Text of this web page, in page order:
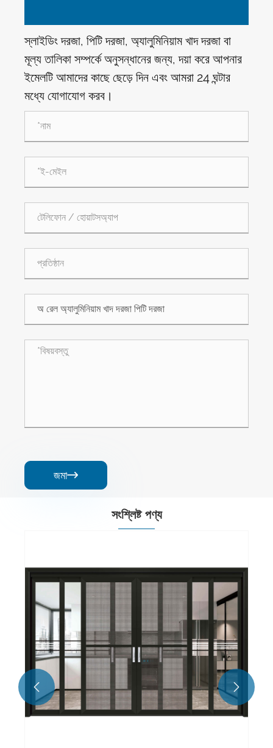
স্লাইডিং দরজা, পিটি দরজা, অ্যালুমিনিয়াম খাদ দরজা বা
মূল্য তালিকা সম্পর্কে অনুসন্ধানের জন্য, দয়া করে আপনার
ইমেলটি আমাদের কাছে ছেড়ে দিন এবং আমরা 24 ঘন্টার
মধ্যে যোগাযোগ করব।
জমা
সংশ্লিষ্ট পণ্য
 